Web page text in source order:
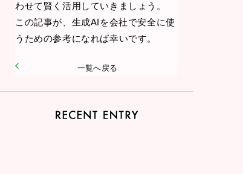
わせて賢く活用していきましょう。
この記事が、生成AIを会社で安全に使
うための参考になれば幸いです。
一覧へ戻る